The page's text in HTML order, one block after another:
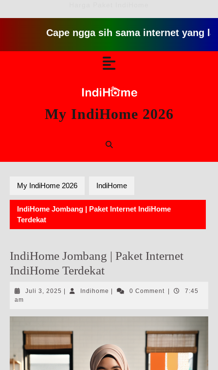
Cape ngga sih sama internet yang
My IndiHome 2026
My IndiHome 2026 IndiHome
IndiHome Jombang | Paket Internet IndiHome
Terdekat
IndiHome Jombang | Paket Internet
IndiHome Terdekat
Juli 3, 2025 Juli
Indihome Indihome0 Comment
7:45
am